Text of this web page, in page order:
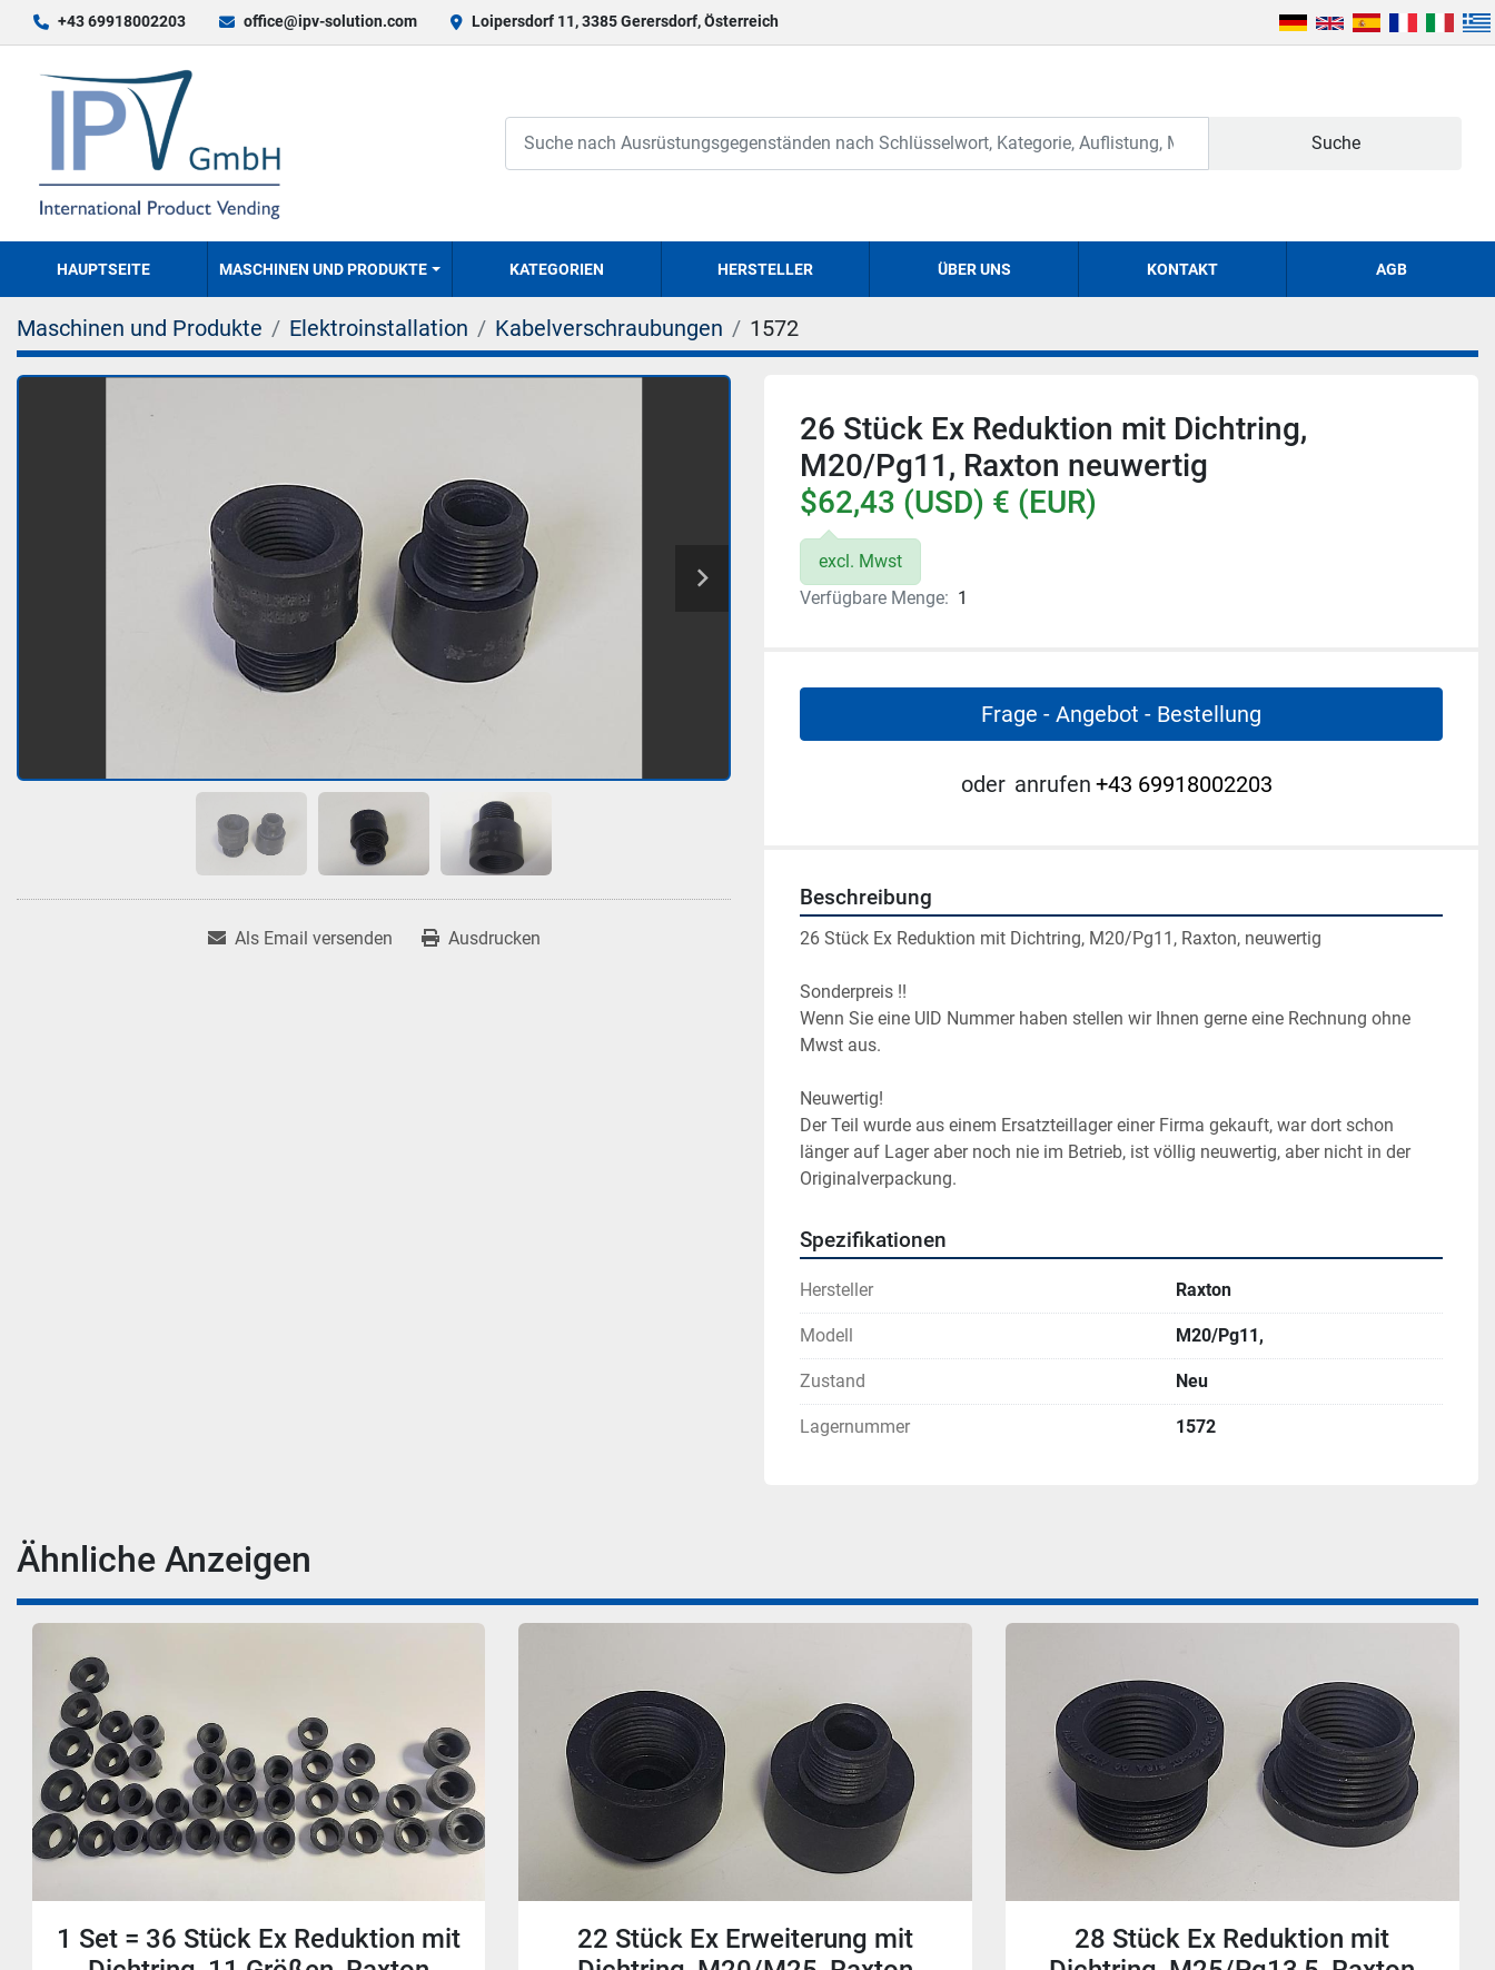
+43 69918002203 office@ipv-solution.com Loipersdorf 11, 3385 Gerersdorf, Österreich
Suche
HAUPTSEITE MASCHINEN UND PRODUKTE KATEGORIEN HERSTELLER ÜBER UNS KONTAKT AGB
Maschinen und Produkte Elektroinstallation Kabelverschraubungen 1572
Als Email versenden Ausdrucken
26 Stück Ex Reduktion mit Dichtring,
M20/Pg11, Raxton neuwertig
$62,43 (USD) € (EUR)
excl. Mwst
Verfügbare Menge: 1
Frage - Angebot - Bestellung
oder anrufen +43 69918002203
Beschreibung
26 Stück Ex Reduktion mit Dichtring, M20/Pg11, Raxton, neuwertig
Sonderpreis !!
Wenn Sie eine UID Nummer haben stellen wir Ihnen gerne eine Rechnung ohne
Mwst aus.
Neuwertig!
Der Teil wurde aus einem Ersatzteillager einer Firma gekauft, war dort schon
länger auf Lager aber noch nie im Betrieb, ist völlig neuwertig, aber nicht in der
Originalverpackung.
Spezifikationen
Hersteller Raxton
Modell M20/Pg11,
Zustand Neu
Lagernummer 1572
Ähnliche Anzeigen
22 Stück Ex Erweiterung mit
28 Stück Ex Reduktion mit
22 Stück Ex Reduktion mit